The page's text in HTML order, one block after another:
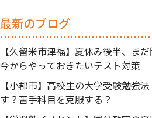
最新のブログ
【久留米市津福】夏休み後半、ま
今からやっておきたいテスト対策
【小郡市】高校生の大学受験勉強
す？苦手科目を克服する？